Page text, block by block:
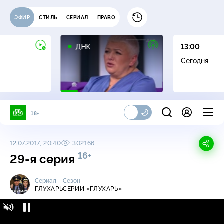
ЭФИР СТИЛЬ СЕРИАЛ ПРАВО
ДНК
13:00
Сегодня
18+
12.07.2017, 20:40 302166
29-я серия 16+
Сериал
ГЛУХАРЬ
Сезон
СЕРИИ «ГЛУХАРЬ»